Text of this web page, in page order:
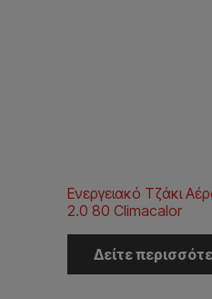
Ενεργειακό Τζάκι
2.0 80 Climacalor
Δείτε